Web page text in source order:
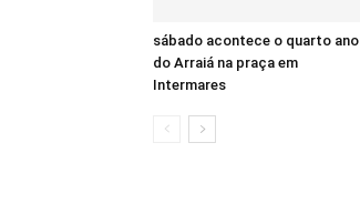
sábado acontece o quarto ano
do Arraiá na praça em
Intermares